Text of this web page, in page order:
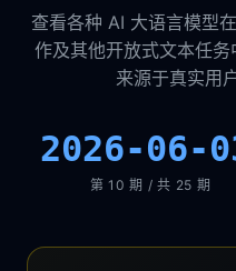
查看各种 AI 大语言模型
作及其他开放式文本任
来源于真实用
2026-06-
第 10 期 / 共 25 期